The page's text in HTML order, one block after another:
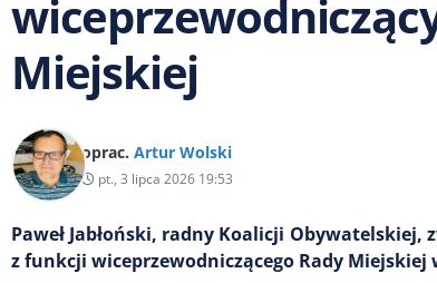
Miejskiej
oprac. Artur Wolski
pt., 3 lipca 2026 19:53
Paweł Jabłoński, radny Koalicji Obywatelskiej,
z funkcji wiceprzewodniczącego Rady